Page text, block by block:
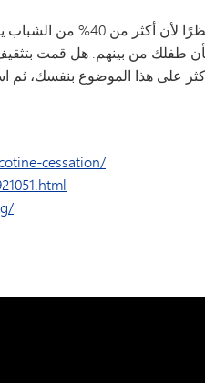
نظرًا لأن أكثر من
طفلك من بينهم. هل قمت
على هذا الموضوع بنفسك، ثم
cessation/